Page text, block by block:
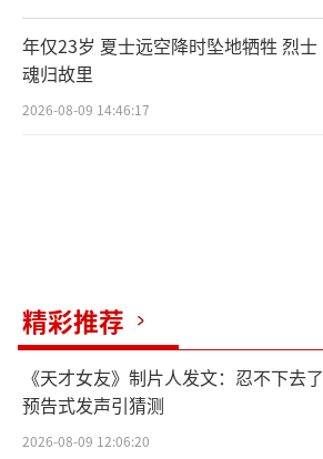
年仅23岁 夏士远空降时坠地牺牲 烈士
魂归故里
2026-08-09 14:46:17
精彩推荐
《天才女友》制片人发文：忍不下去了
预告式发声引猜测
2026-08-09 12:06:20